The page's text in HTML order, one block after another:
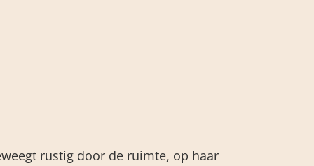
rustig door de ruimte, op haar